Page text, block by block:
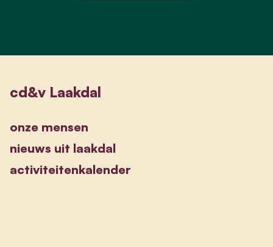
cd&v Laakdal
onze mensen
nieuws uit laakdal
activiteitenkalender